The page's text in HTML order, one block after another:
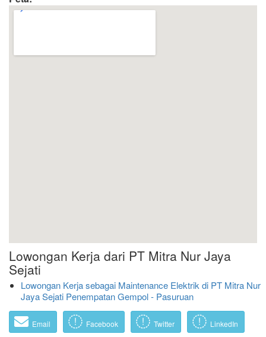
Lowongan Kerja dari PT Mitra Nur Jaya
Sejati
Lowongan Kerja sebagai Maintenance Elektrik di PT Mitra Nur
Jaya Sejati Penempatan Gempol - Pasuruan
Email Facebook Twitter LinkedIn